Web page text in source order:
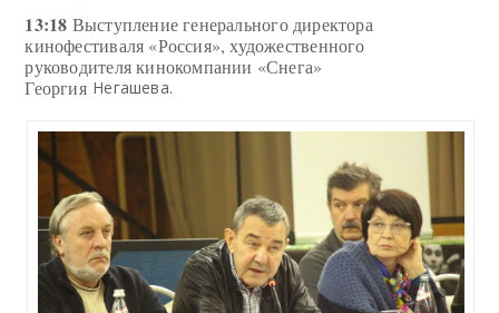
13:18 Выступление генерального директора
кинофестиваля «Россия», художественного
руководителя кинокомпании «Снега»
Георгия Негашева.